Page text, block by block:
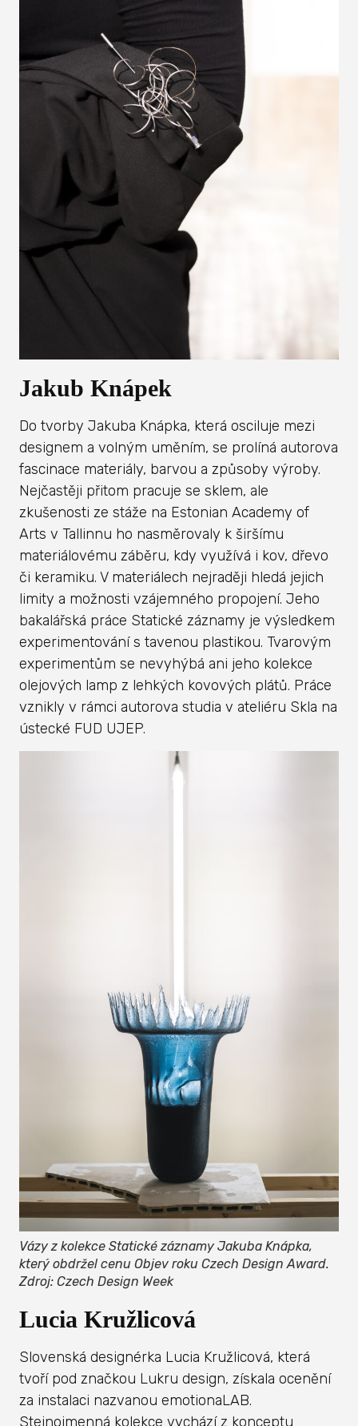
Jakub Knápek
Do tvorby Jakuba Knápka, která osciluje mezi
designem a volným uměním, se prolíná autorova
fascinace materiály, barvou a způsoby výroby.
Nejčastěji přitom pracuje se sklem, ale
zkušenosti ze stáže na Estonian Academy of
Arts v Tallinnu ho nasměrovaly k širšímu
materiálovému záběru, kdy využívá i kov, dřevo
či keramiku. V materiálech nejraději hledá jejich
limity a možnosti vzájemného propojení. Jeho
bakalářská práce Statické záznamy je výsledkem
experimentování s tavenou plastikou. Tvarovým
experimentům se nevyhýbá ani jeho kolekce
olejových lamp z lehkých kovových plátů. Práce
vznikly v rámci autorova studia v ateliéru Skla na
ústecké FUD UJEP.
Vázy z kolekce Statické záznamy Jakuba Knápka,
který obdržel cenu Objev roku Czech Design Award.
Zdroj: Czech Design Week
Lucia Kružlicová
Slovenská designérka Lucia Kružlicová, která
tvoří pod značkou Lukru design, získala ocenění
za instalaci nazvanou emotionaLAB.
Stejnojmenná kolekce vychází z konceptu